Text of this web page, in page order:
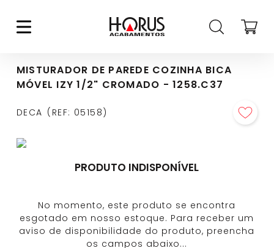
MISTURADOR DE PAREDE COZINHA BICA
MÓVEL IZY 1/2" CROMADO - 1258.C37
DECA REF: 05158
PRODUTO INDISPONÍVEL